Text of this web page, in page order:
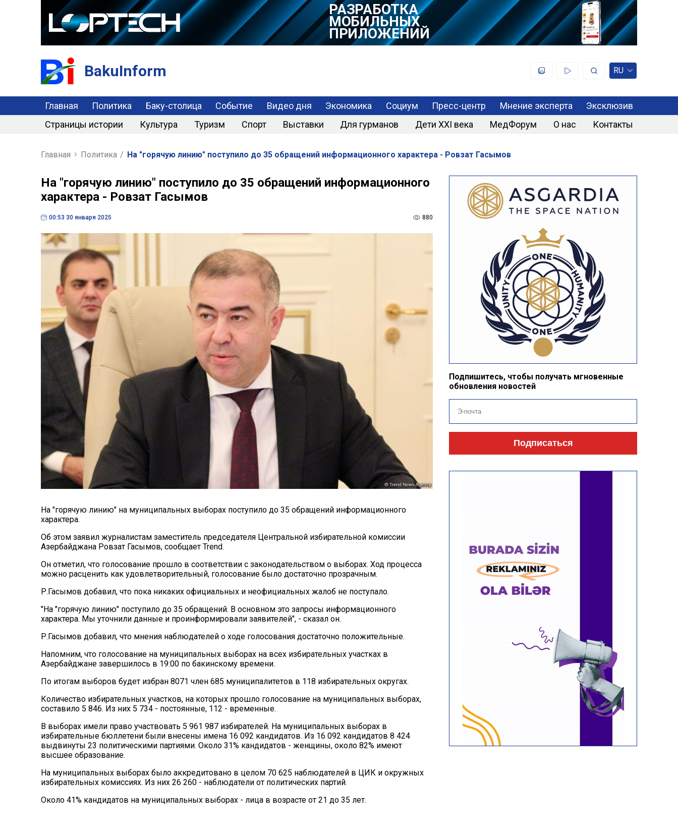
РАЗРАБОТКА
МОБИЛЬНЫХ
ПРИЛОЖЕНИЙ
BakuInform RU
Главная Политика Баку-столица Событие Видео дня Экономика Социум Пресс-центр Мнение эксперта
Эксклюзив
Страницы истории
Культура Туризм Спорт Выставки Для гурманов Дети XXI века МедФорум О нас Контакты
Главная Политика / На "горячую линию" поступило до 35 обращений информационного характера - Ровзат Гасымов
На "горячую линию" поступило до 35 обращений информационного
характера - Ровзат Гасымов
00:53 30 января 2025 880
На "горячую линию" на муниципальных выборах поступило до 35 обращений информационного
характера.
Об этом заявил журналистам заместитель председателя Центральной избирательной комиссии
Азербайджана Ровзат Гасымов, сообщает Trend.
Он отметил, что голосование прошло в соответствии с законодательством о выборах. Ход процесса
можно расценить как удовлетворительный, голосование было достаточно прозрачным.
Р.Гасымов добавил, что пока никаких официальных и неофициальных жалоб не поступало.
"На "горячую линию" поступило до 35 обращений. В основном это запросы информационного
характера. Мы уточнили данные и проинформировали заявителей", - сказал он.
Р.Гасымов добавил, что мнения наблюдателей о ходе голосования достаточно положительные.
Напомним, что голосование на муниципальных выборах на всех избирательных участках в
Азербайджане завершилось в 19:00 по бакинскому времени.
По итогам выборов будет избран 8071 член 685 муниципалитетов в 118 избирательных округах.
Количество избирательных участков, на которых прошло голосование на муниципальных выборах,
составило 5 846. Из них 5 734 - постоянные, 112 - временные.
В выборах имели право участвовать 5 961 987 избирателей. На муниципальных выборах в
избирательные бюллетени были внесены имена 16 092 кандидатов. Из 16 092 кандидатов 8 424
выдвинуты 23 политическими партиями. Около 31% кандидатов - женщины, около 82% имеют
высшее образование.
На муниципальных выборах было аккредитовано в целом 70 625 наблюдателей в ЦИК и окружных
избирательных комиссиях. Из них 26 260 - наблюдатели от политических партий.
Около 41% кандидатов на муниципальных выборах - лица в возрасте от 21 до 35 лет.
Подпишитесь, чтобы получать мгновенные
обновления новостей
Подписаться